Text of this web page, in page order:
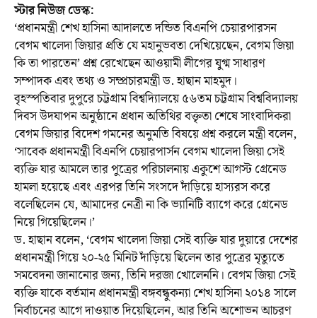
স্টার নিউজ ডেস্ক:
‘প্রধানমন্ত্রী শেখ হাসিনা আদালতে দন্ডিত বিএনপি চেয়ারপারসন
বেগম খালেদা জিয়ার প্রতি যে মহানুভবতা দেখিয়েছেন, বেগম জিয়া
কি তা পারতেন’ প্রশ্ন রেখেছেন আওয়ামী লীগের যুগ্ম সাধারণ
সম্পাদক এবং তথ্য ও সম্প্রচারমন্ত্রী ড. হাছান মাহমুদ।
বৃহস্পতিবার দুপুরে চট্টগ্রাম বিশ্বদ্যিালয়ে ৫৬তম চট্টগ্রাম বিশ্ববিদ্যালয়
দিবস উদযাপন অনুষ্ঠানে প্রধান অতিথির বক্তৃতা শেষে সাংবাদিকরা
বেগম জিয়ার বিদেশ গমনের অনুমতি বিষয়ে প্রশ্ন করলে মন্ত্রী বলেন,
‘সাবেক প্রধানমন্ত্রী বিএনপি চেয়ারপার্সন বেগম খালেদা জিয়া সেই
ব্যক্তি যার আমলে তার পুত্রের পরিচালনায় একুশে আগস্ট গ্রেনেড
হামলা হয়েছে এবং এরপর তিনি সংসদে দাঁড়িয়ে হাস্যরস করে
বলেছিলেন যে, আমাদের নেত্রী না কি ভ্যানিটি ব্যাগে করে গ্রেনেড
নিয়ে গিয়েছিলেন।’
ড. হাছান বলেন, ‘বেগম খালেদা জিয়া সেই ব্যক্তি যার দুয়ারে দেশের
প্রধানমন্ত্রী গিয়ে ২০-২৫ মিনিট দাঁড়িয়ে ছিলেন তার পুত্রের মৃত্যুতে
সমবেদনা জানানোর জন্য, তিনি দরজা খোলেননি। বেগম জিয়া সেই
ব্যক্তি যাকে বর্তমান প্রধানমন্ত্রী বঙ্গবন্ধুকন্যা শেখ হাসিনা ২০১৪ সালে
নির্বাচনের আগে দাওয়াত দিয়েছিলেন, আর তিনি অশোভন আচরণ